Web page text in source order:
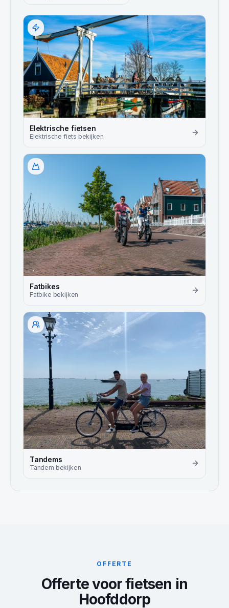
Elektrische fietsen
Elektrische fiets bekijken
Fatbikes
Fatbike bekijken
Tandems
Tandem bekijken
OFFERTE
Offerte voor fietsen in
Hoofddorp